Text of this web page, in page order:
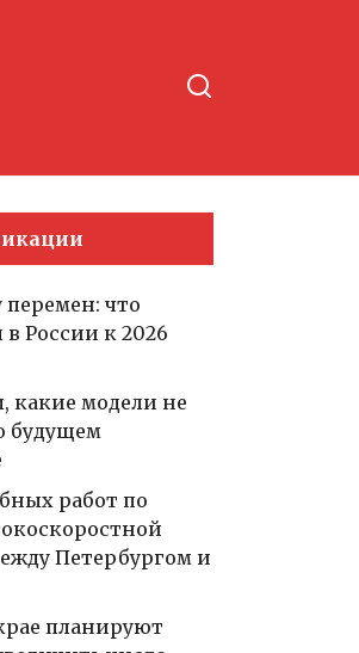
что
России к 2026
какие модели не
будущем
работ по
Петербургом и
планируют